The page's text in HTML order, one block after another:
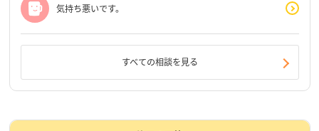
気持ち悪いです。
すべての相談を見る